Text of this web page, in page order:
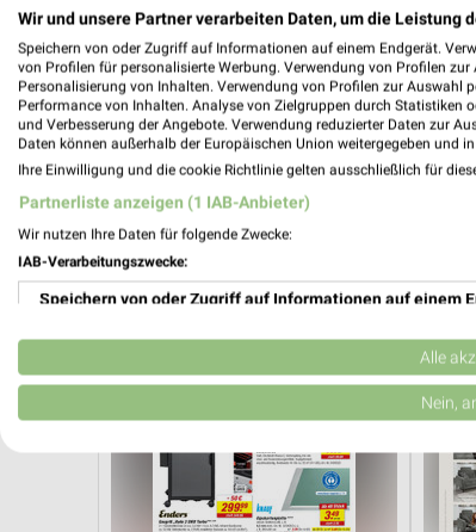
45,8 km
Hot Sommer Sale
Gültig bis Sa. 29.08. Noch
toom Baumarkt
Wir und unsere Partner verarbeiten Daten, um die Leistung
Speichern von oder Zugriff auf Informationen auf einem Endgerät.
von Profilen für personalisierte Werbung. Verwendung von Profilen
Personalisierung von Inhalten. Verwendung von Profilen zur Auswahl
Performance von Inhalten. Analyse von Zielgruppen durch Statistiken
und Verbesserung der Angebote. Verwendung reduzierter Daten zur
Daten können außerhalb der Europäischen Union weitergegeben und
Ihre Einwilligung und die cookie Richtlinie gelten ausschließlich für
Partnerliste anzeigen (1 IAB-Anbieter)
Wir nutzen Ihre Daten für folgende Zwecke:
IAB-Verarbeitungszwecke:
Speichern von oder Zugriff auf Informationen auf einem
Verwendung reduzierter Daten zur Auswahl von
Erstellung von Profilen für personalisierte Werbung
Erstellung von Profilen zur Personalisierung von Inhalten
Alle
Nein,